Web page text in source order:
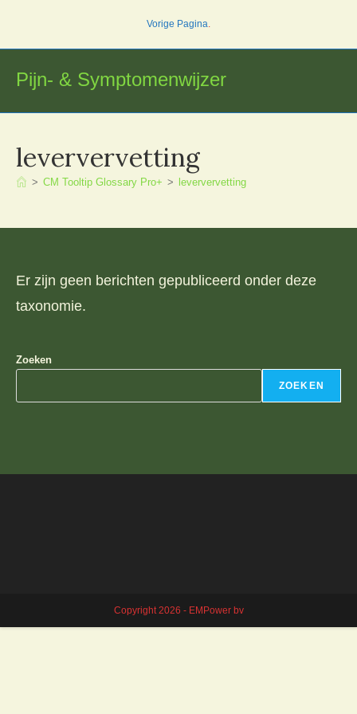
inhoud
Vorige Pagina.
Pijn- & Symptomenwijzer
leververvetting
> CM Tooltip Glossary Pro+ > leververvetting
Er zijn geen berichten gepubliceerd onder deze
taxonomie.
Zoeken
ZOEKEN
Copyright 2026 - EMPower bv